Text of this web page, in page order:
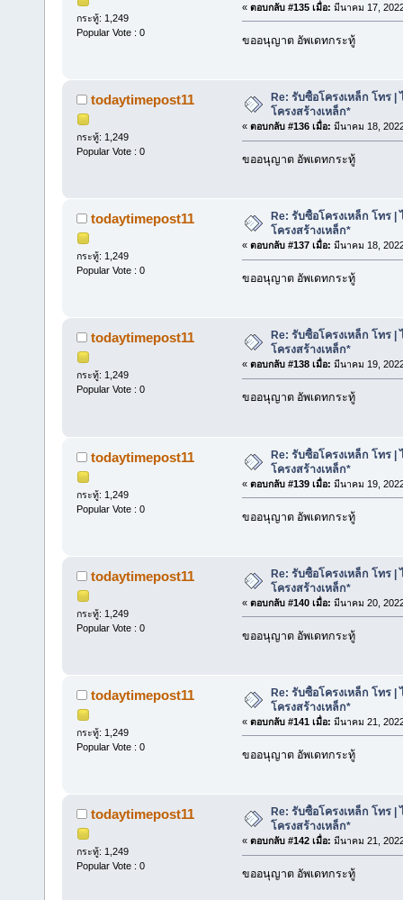
กระทู้: 1,249
Popular Vote : 0
« ตอบกลับ #135 เมื่อ: มีนาคม 17,
ขออนุญาต อัพเดทกระทู้
todaytimepost11
กระทู้: 1,249
Popular Vote : 0
Re: รับซื้อโครงเหล็ก โทร |
โครงสร้างเหล็ก*
« ตอบกลับ #136 เมื่อ: มีนาคม 18,
ขออนุญาต อัพเดทกระทู้
todaytimepost11
กระทู้: 1,249
Popular Vote : 0
Re: รับซื้อโครงเหล็ก โทร |
โครงสร้างเหล็ก*
« ตอบกลับ #137 เมื่อ: มีนาคม 18,
ขออนุญาต อัพเดทกระทู้
todaytimepost11
กระทู้: 1,249
Popular Vote : 0
Re: รับซื้อโครงเหล็ก โทร |
โครงสร้างเหล็ก*
« ตอบกลับ #138 เมื่อ: มีนาคม 19,
ขออนุญาต อัพเดทกระทู้
todaytimepost11
กระทู้: 1,249
Popular Vote : 0
Re: รับซื้อโครงเหล็ก โทร |
โครงสร้างเหล็ก*
« ตอบกลับ #139 เมื่อ: มีนาคม 19,
ขออนุญาต อัพเดทกระทู้
todaytimepost11
กระทู้: 1,249
Popular Vote : 0
Re: รับซื้อโครงเหล็ก โทร |
โครงสร้างเหล็ก*
« ตอบกลับ #140 เมื่อ: มีนาคม 20,
ขออนุญาต อัพเดทกระทู้
todaytimepost11
กระทู้: 1,249
Popular Vote : 0
Re: รับซื้อโครงเหล็ก โทร |
โครงสร้างเหล็ก*
« ตอบกลับ #141 เมื่อ: มีนาคม 21,
ขออนุญาต อัพเดทกระทู้
todaytimepost11
กระทู้: 1,249
Popular Vote : 0
Re: รับซื้อโครงเหล็ก โทร |
โครงสร้างเหล็ก*
« ตอบกลับ #142 เมื่อ: มีนาคม 21,
ขออนุญาต อัพเดทกระทู้